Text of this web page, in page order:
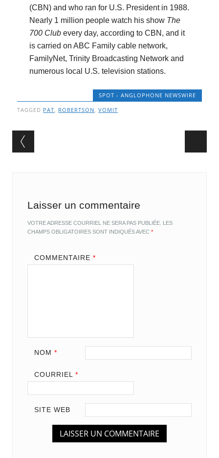
(CBN) and who ran for U.S. President in 1988.
Nearly 1 million people watch his show The
700 Clubevery day, according to CBN, and it
is carried on ABC Family cable network,
FamilyNet, Trinity Broadcasting Network and
numerous local U.S. television stations.
SPOT - ANGLOPHONE NEWSWIRE
TAGGED PAT, ROBERTSON,VOMIT
Post navigation
Laisser un commentaire
VOTRE ADRESSE COURRIEL NE SERA PAS PUBLIÉE. LES
CHAMPS OBLIGATOIRES SONT INDIQUÉS AVEC*
COMMENTAIRE *
NOM *
COURRIEL *
SITE WEB